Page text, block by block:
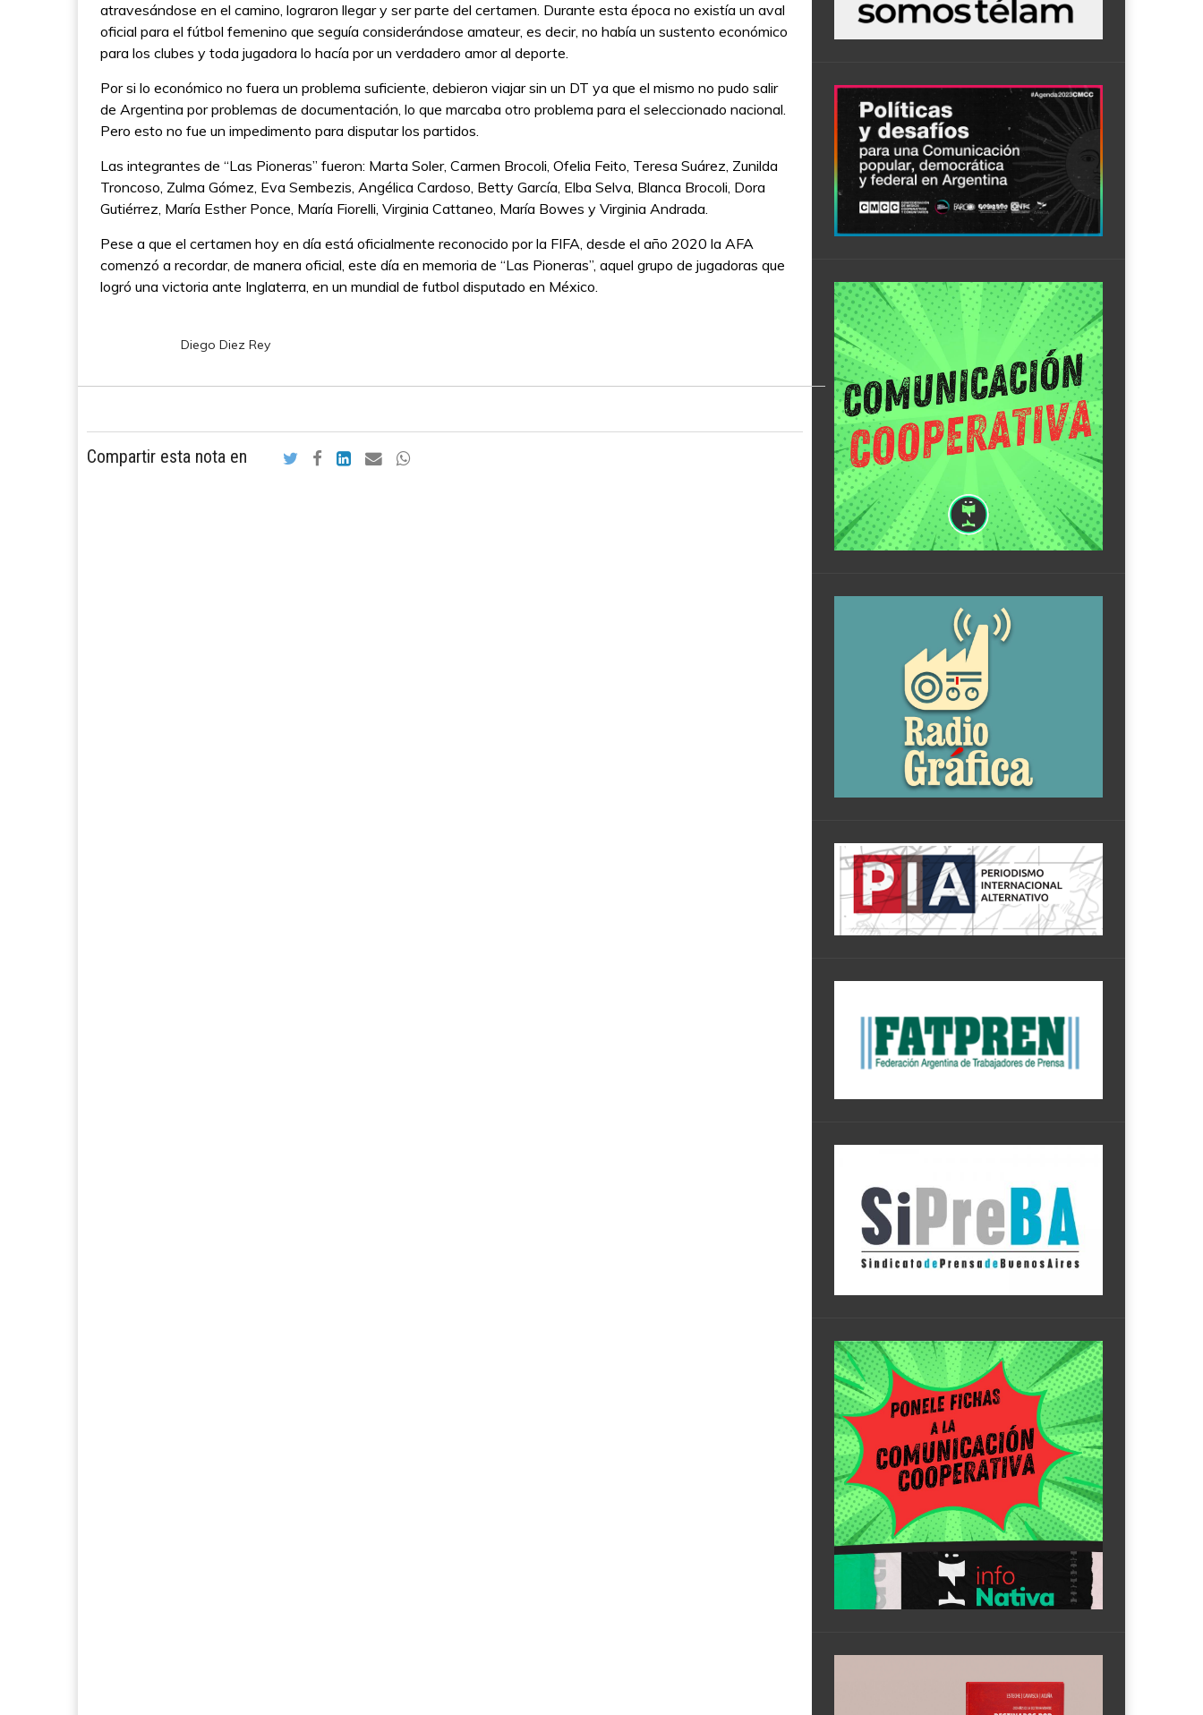
atravesándose en el camino, lograron llegar y ser parte del certamen. Durante esta época no existía un aval
oficial para el fútbol femenino que seguía considerándose amateur, es decir, no había un sustento económico
para los clubes y toda jugadora lo hacía por un verdadero amor al deporte.
Por si lo económico no fuera un problema suficiente, debieron viajar sin un DT ya que el mismo no pudo salir
de Argentina por problemas de documentación, lo que marcaba otro problema para el seleccionado nacional.
Pero esto no fue un impedimento para disputar los partidos.
Las integrantes de “Las Pioneras” fueron: Marta Soler, Carmen Brocoli, Ofelia Feito, Teresa Suárez, Zunilda
Troncoso, Zulma Gómez, Eva Sembezis, Angélica Cardoso, Betty García, Elba Selva, Blanca Brocoli, Dora
Gutiérrez, María Esther Ponce, María Fiorelli, Virginia Cattaneo, María Bowes y Virginia Andrada.
Pese a que el certamen hoy en día está oficialmente reconocido por la FIFA, desde el año 2020 la AFA
comenzó a recordar, de manera oficial, este día en memoria de “Las Pioneras”, aquel grupo de jugadoras que
logró una victoria ante Inglaterra, en un mundial de futbol disputado en México.
Diego Diez Rey
Compartir esta nota en